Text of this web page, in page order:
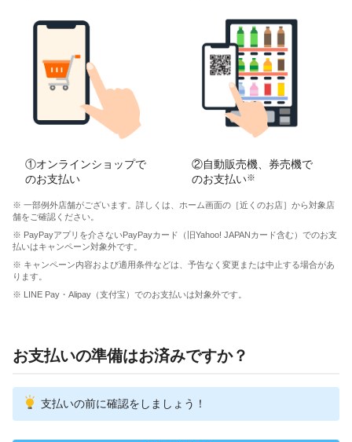
①オンラインショップで
のお支払い
②自動販売機、券売機で
のお支払い※
※ 一部例外店舗がございます。詳しくは、ホーム画面の［近くのお店］から対象店
舗をご確認ください。
※ PayPayアプリを介さないPayPayカード（旧Yahoo! JAPANカード含む）でのお支
払いはキャンペーン対象外です。
※ キャンペーン内容および適用条件などは、予告なく変更または中止する場合があ
ります。
※ LINE Pay・Alipay（支付宝）でのお支払いは対象外です。
お支払いの準備はお済みですか？
支払いの前に確認をしましょう！